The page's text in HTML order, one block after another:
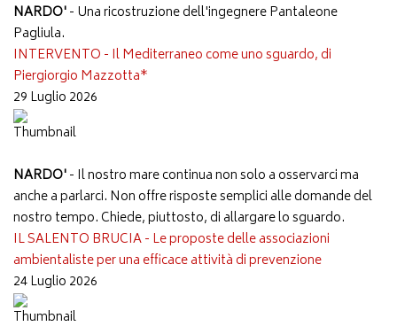
NARDO'- Una ricostruzione dell'ingegnere Pantaleone
Pagliula.
INTERVENTO - Il Mediterraneo come uno sguardo, di
Piergiorgio Mazzotta*
29 Luglio 2026
NARDO'- Il nostro mare continua non solo a osservarci ma
anche a parlarci. Non offre risposte semplici alle domande del
nostro tempo. Chiede, piuttosto, di allargare lo sguardo.
IL SALENTO BRUCIA - Le proposte delle associazioni
ambientaliste per una efficace attività di prevenzione
24 Luglio 2026